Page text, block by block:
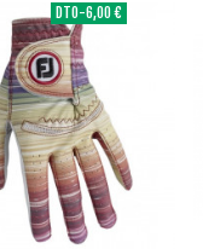
DTO-6,00 €